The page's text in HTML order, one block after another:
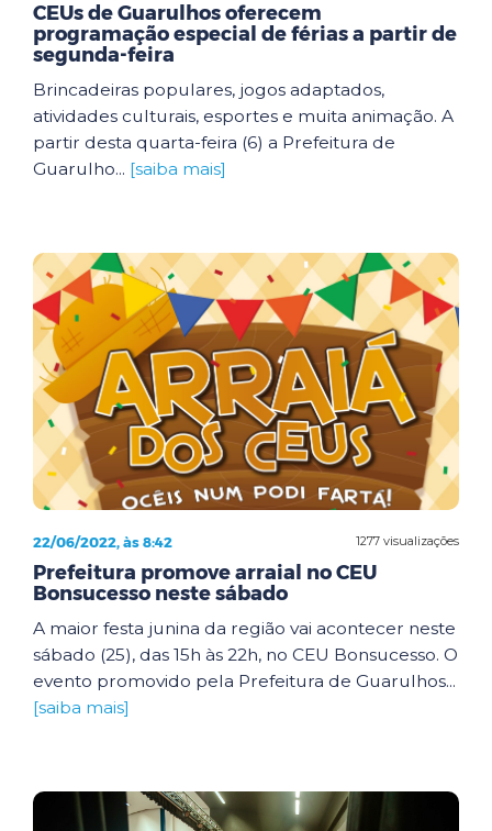
CEUs de Guarulhos oferecem
programação especial de férias a partir de
segunda-feira
Brincadeiras populares, jogos adaptados,
atividades culturais, esportes e muita animação. A
partir desta quarta-feira (6) a Prefeitura de
Guarulho... [saiba mais]
1277 visualizações
22/06/2022, às 8:42
Prefeitura promove arraial no CEU
Bonsucesso neste sábado
A maior festa junina da região vai acontecer neste
sábado (25), das 15h às 22h, no CEU Bonsucesso. O
evento promovido pela Prefeitura de Guarulhos...
[saiba mais]